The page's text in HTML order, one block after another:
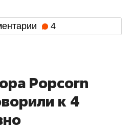
4
Popcorn
к 4